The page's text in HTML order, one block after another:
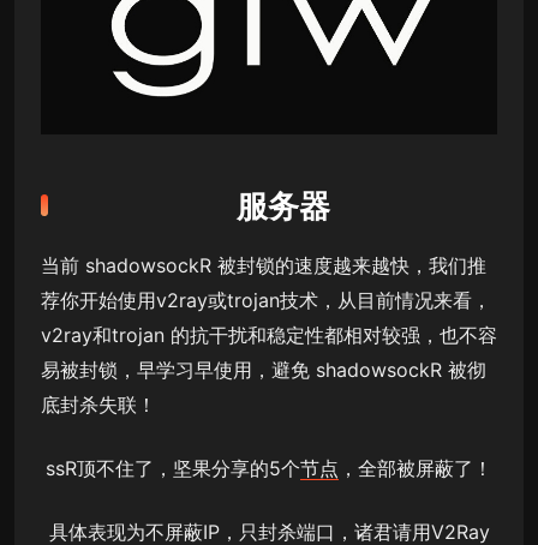
服务器
当前 shadowsockR 被封锁的速度越来越快，我们推
荐你开始使用v2ray或trojan技术，从目前情况来看，
v2ray和trojan 的抗干扰和稳定性都相对较强，也不容
易被封锁，早学习早使用，避免 shadowsockR 被彻
底封杀失联！
ssR顶不住了，坚果分享的5个节点 ，全部被屏蔽了！
具体表现为不屏蔽IP，只封杀端口，诸君请用V2Ray